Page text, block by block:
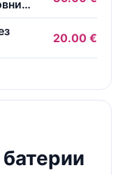
20.00 €